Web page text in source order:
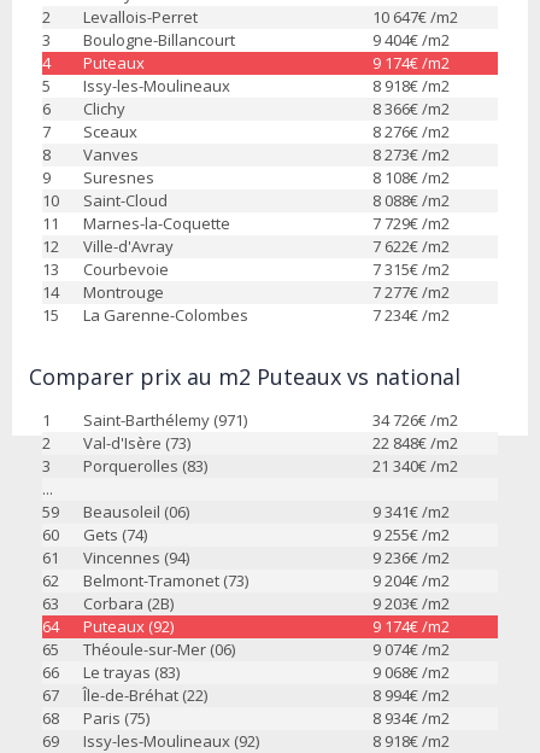
2
Levallois-Perret 10 647€ /m2
3
Boulogne-Billancourt 9 404€ /m2
4
Puteaux 9 174€ /m2
5
Issy-les-Moulineaux 8 918€ /m2
6
Clichy 8 366€ /m2
7
Sceaux 8 276€ /m2
8
Vanves 8 273€ /m2
9
Suresnes 8 108€ /m2
10
Saint-Cloud 8 088€ /m2
11
Marnes-la-Coquette 7 729€ /m2
12
Ville-d'Avray 7 622€ /m2
13
Courbevoie 7 315€ /m2
14
Montrouge 7 277€ /m2
15
La Garenne-Colombes 7 234€ /m2
Comparer prix au m2 Puteaux vs national
1 Saint-Barthélemy (971) 34 726€ /m2
2
Val-d'Isère (73) 22 848€ /m2
3
Porquerolles (83) 21 340€ /m2
...
59
Beausoleil (06) 9 341€ /m2
60
Gets (74) 9 255€ /m2
61
Vincennes (94) 9 236€ /m2
62
Belmont-Tramonet (73) 9 204€ /m2
63
Corbara (2B) 9 203€ /m2
64
Puteaux (92) 9 174€ /m2
65
Théoule-sur-Mer (06) 9 074€ /m2
66
Le trayas (83) 9 068€ /m2
67
Île-de-Bréhat (22) 8 994€ /m2
68
Paris (75) 8 934€ /m2
69
Issy-les-Moulineaux (92) 8 918€ /m2